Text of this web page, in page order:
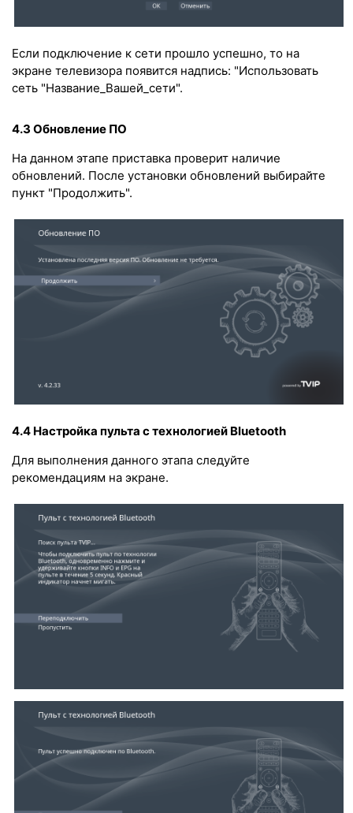
Если подключение к сети прошло успешно, то на
экране телевизора появится надпись: "Использовать
сеть "Название_Вашей_сети".
4.3 Обновление ПО
На данном этапе приставка проверит наличие
обновлений. После установки обновлений выбирайте
пункт "Продолжить".
4.4 Настройка пульта с технологией Bluetooth
Для выполнения данного этапа следуйте
рекомендациям на экране.